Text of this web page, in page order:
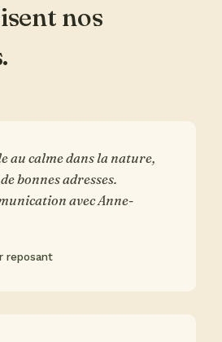
nos
au calme dans la nature,
bonnes adresses.
avec Anne-
reposant